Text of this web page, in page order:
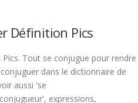
Définition Pics
Tout se conjugue pour rendre
dans le dictionnaire de
aussi 'se
expressions,